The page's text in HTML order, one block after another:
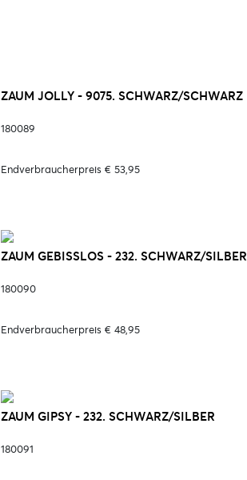
ZAUM JOLLY - 9075. SCHWARZ/SCHWARZ
180089
Endverbraucherpreis € 53,95
ZAUM GEBISSLOS - 232. SCHWARZ/SILBER
180090
Endverbraucherpreis € 48,95
ZAUM GIPSY - 232. SCHWARZ/SILBER
180091